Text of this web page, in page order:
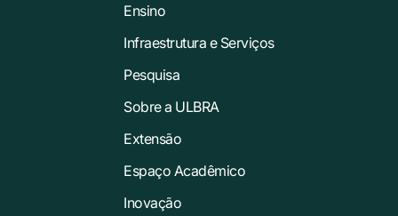
Ensino
Infraestrutura e Serviços
Pesquisa
Sobre a ULBRA
Extensão
Espaço Acadêmico
Inovação